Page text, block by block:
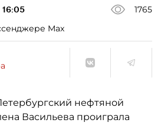
16:05
1765
Max
нефтяной
Васильева проиграла